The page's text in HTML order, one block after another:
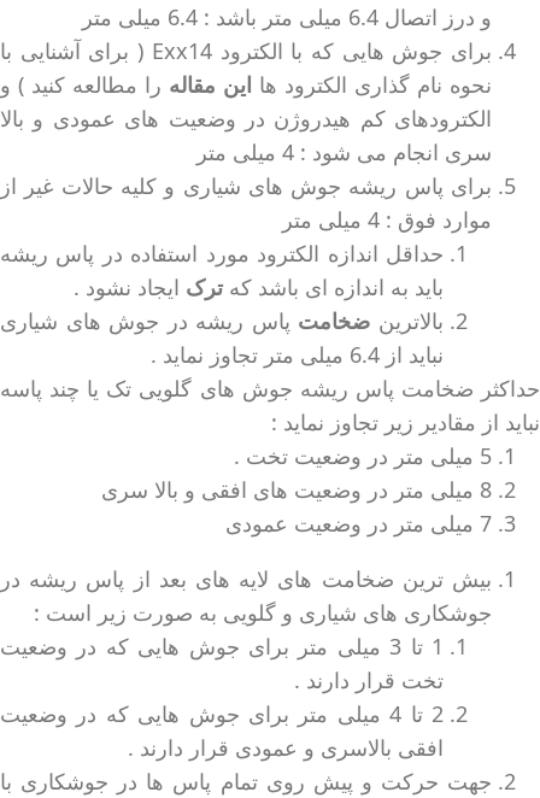
و درز اتصال 6.4 میلی متر باشد : 6.4 میلی متر
برای جوش هایی که با الکترود Exx14 ( برای آشنایی با
نحوه نام گذاری الکترود ها این مقاله را مطالعه کنید ) و
الکترودهای کم هیدروژن در وضعیت های عمودی و بالا
سری انجام می شود : 4 میلی متر
برای پاس ریشه جوش های شیاری و کلیه حالات غیر از
موارد فوق : 4 میلی متر
حداقل اندازه الکترود مورد استفاده در پاس ریشه
باید به اندازه ای باشد که ترک ایجاد نشود .
بالاترین ضخامت پاس ریشه در جوش های شیاری
نباید از 6.4 میلی متر تجاوز نماید .
حداکثر ضخامت پاس ریشه جوش های گلویی تک یا چند پاسه
نباید از مقادیر زیر تجاوز نماید :
5 میلی متر در وضعیت تخت .
8 میلی متر در وضعیت های افقی و بالا سری
7 میلی متر در وضعیت عمودی
بیش ترین ضخامت های لایه های بعد از پاس ریشه در
جوشکاری های شیاری و گلویی به صورت زیر است :
1 تا 3 میلی متر برای جوش هایی که در وضعیت
تخت قرار دارند .
2 تا 4 میلی متر برای جوش هایی که در وضعیت
افقی بالاسری و عمودی قرار دارند .
جهت حرکت و پیش روی تمام پاس ها در جوشکاری با